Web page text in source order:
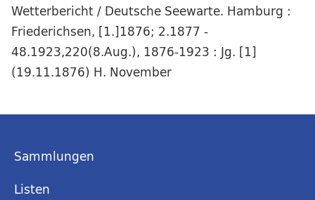
Wetterbericht / Deutsche Seewarte. Hamburg :
Friederichsen, [1.]1876; 2.1877 -
48.1923,220(8.Aug.), 1876-1923 : Jg. [1]
(19.11.1876) H. November
Sammlungen
Listen